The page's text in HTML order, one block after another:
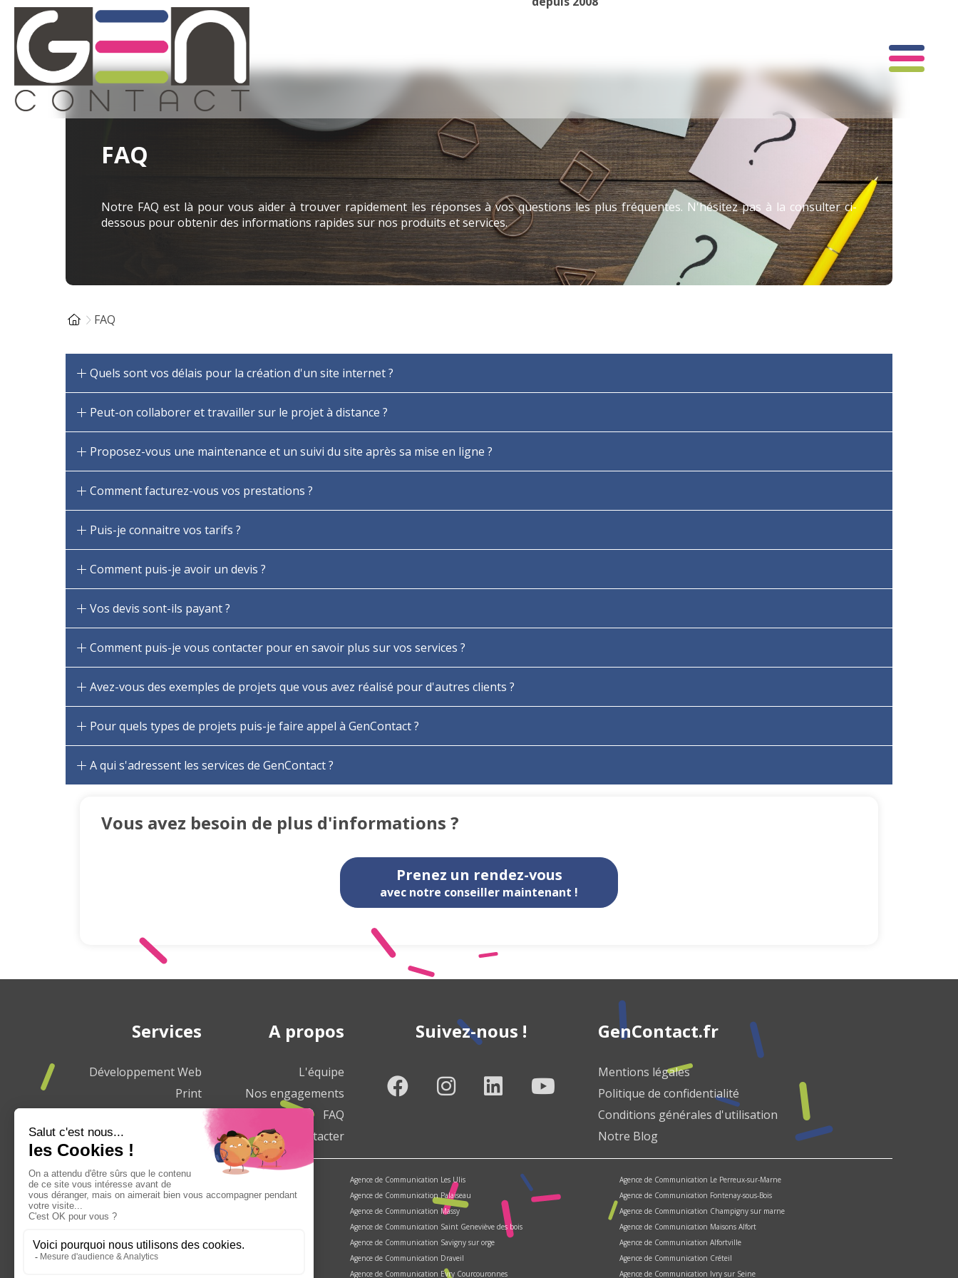
FAQ
Notre FAQ est là pour vous aider à trouver rapidement les réponses à vos questions les plus fréquentes. N'hésitez pas à la consulter ci-
dessous pour obtenir des informations rapides sur nos produits et services.
FAQ
Quels sont vos délais pour la création d'un site internet ?
Peut-on collaborer et travailler sur le projet à distance ?
Proposez-vous une maintenance et un suivi du site après sa mise en ligne ?
Comment facturez-vous vos prestations ?
Puis-je connaitre vos tarifs ?
Comment puis-je avoir un devis ?
Vos devis sont-ils payant ?
Comment puis-je vous contacter pour en savoir plus sur vos services ?
Avez-vous des exemples de projets que vous avez réalisé pour d'autres clients ?
Pour quels types de projets puis-je faire appel à GenContact ?
A qui s'adressent les services de GenContact ?
Vous avez besoin de plus d'informations ?
Prenez un rendez-vous
avec notre conseiller maintenant !
Services
Développement Web
Print
Charte de qualité
A propos
L'équipe
Nos engagements
FAQ
Nous contacter
Suivez-nous ! GenContact.fr
Mentions légales
Politique de confidentialité
Conditions générales d'utilisation
Notre Blog
Agence de Communication Villeparisis
Agence de Communication Chelles
Agence de Communication Lagny sur Marne
Agence de Communication Torcy
Agence de Communication Meaux
Agence de Communication Les Ulis
Agence de Communication Palaiseau
Agence de Communication Massy
Agence de Communication Saint Geneviève des bois
Agence de Communication Savigny sur orge
Agence de Communication Draveil
Agence de Communication Evry Courcouronnes
Agence de Communication Le Perreux-sur-Marne
Agence de Communication Fontenay-sous-Bois
Agence de Communication Champigny sur marne
Agence de Communication Maisons Alfort
Agence de Communication Alfortville
Agence de Communication Créteil
Agence de Communication Ivry sur Seine